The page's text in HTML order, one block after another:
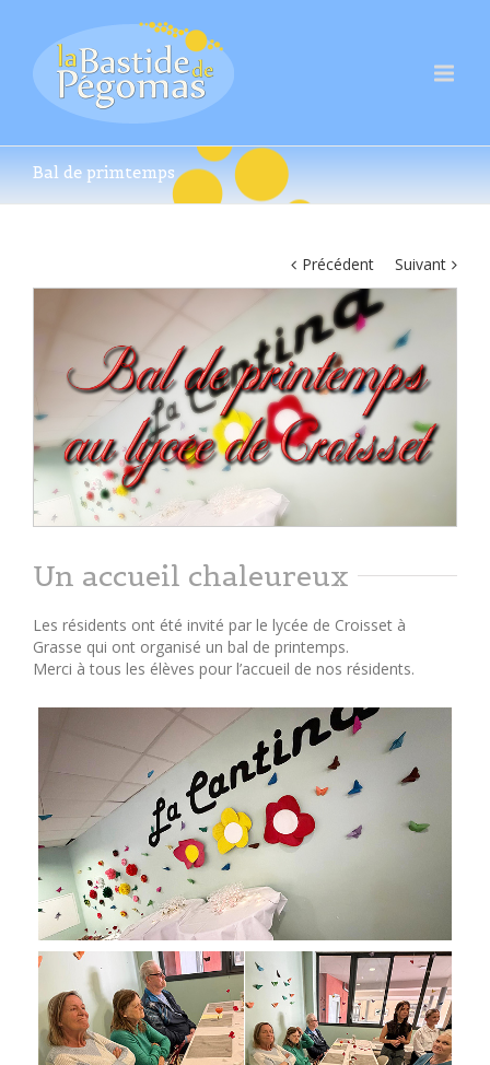
Bal de primtemps
Précédent Suivant
Un accueil chaleureux
Les résidents ont été invité par le lycée de Croisset à
Grasse qui ont organisé un bal de printemps.
Merci à tous les élèves pour l’accueil de nos résidents.